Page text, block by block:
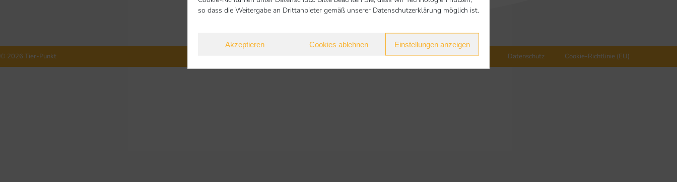
so dass die Weitergabe an Drittanbieter gemäß unserer Datenschutzerklärung möglich ist.
Akzeptieren Cookies ablehnen Einstellungen anzeigen
© 2026 Tier-Punkt Impressum Datenschutz Cookie-Richtlinie (EU)